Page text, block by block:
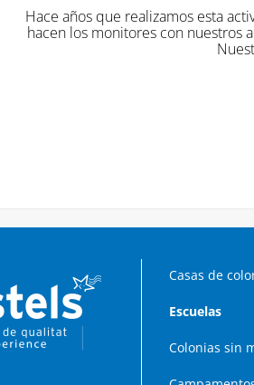
años que realizamos esta
los monitores con nuestros
Nuestra
Casas de
Escuelas
Colonias sin